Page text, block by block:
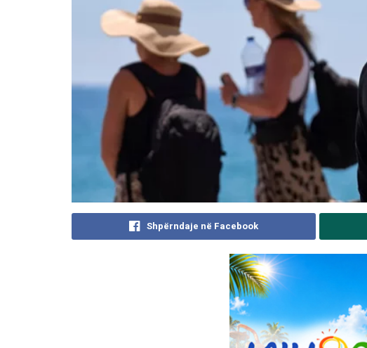
Shpërndaje në Facebook